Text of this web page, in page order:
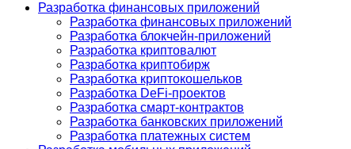
Разработка финансовых приложений
Разработка финансовых приложений
Разработка блокчейн-приложений
Разработка криптовалют
Разработка криптобирж
Разработка криптокошельков
Разработка DeFi-проектов
Разработка смарт-контрактов
Разработка банковских приложений
Разработка платежных систем